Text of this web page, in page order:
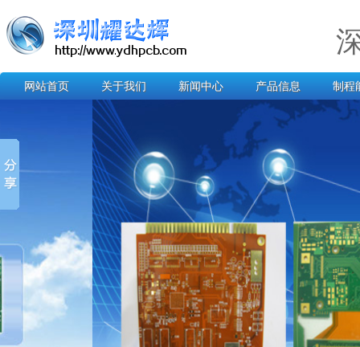
网站首页 关于我们 新闻中心 产品信息 制程